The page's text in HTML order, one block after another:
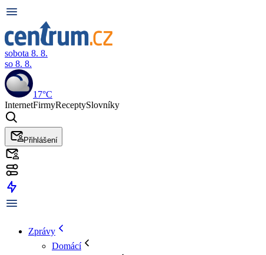
sobota 8. 8.
so 8. 8.
17°C
InternetFirmyReceptySlovníky
Přihlášení
Zprávy
Domácí